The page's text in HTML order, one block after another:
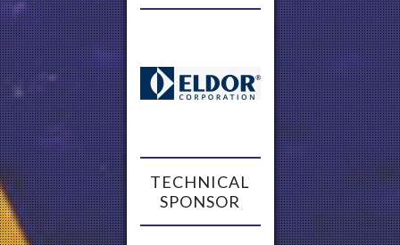
TECHNICAL
SPONSOR